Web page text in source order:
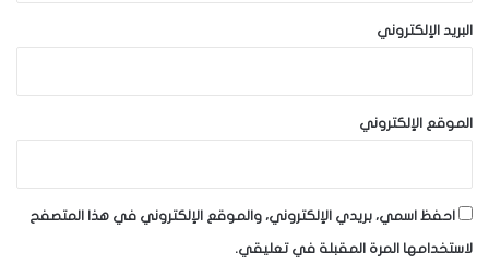
البريد الإلكتروني
الموقع الإلكتروني
احفظ اسمي، بريدي الإلكتروني، والموقع الإلكتروني في هذا المتصفح
لاستخدامها المرة المقبلة في تعليقي.